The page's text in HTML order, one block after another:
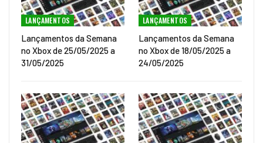
LANÇAMENTOS
Lançamentos da Semana
no Xbox de 25/05/2025 a
31/05/2025
LANÇAMENTOS
Lançamentos da Semana
no Xbox de 18/05/2025 a
24/05/2025